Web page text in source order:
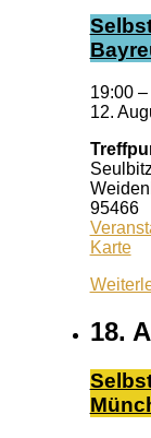
19:00 –
12.
95466
Karte
18.